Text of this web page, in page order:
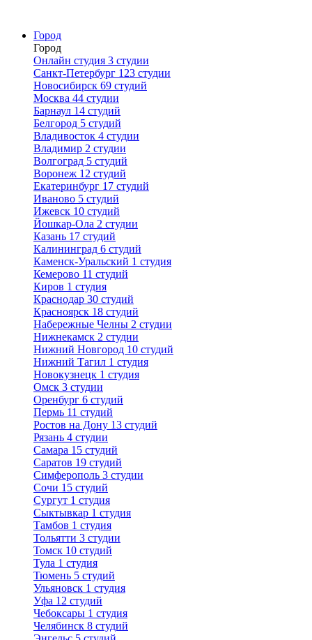
Город
Город
Онлайн студия 3 студии
Санкт-Петербург 123 студии
Новосибирск 69 студий
Москва 44 студии
Барнаул 14 студий
Белгород 5 студий
Владивосток 4 студии
Владимир 2 студии
Волгоград 5 студий
Воронеж 12 студий
Екатеринбург 17 студий
Иваново 5 студий
Ижевск 10 студий
Йошкар-Ола 2 студии
Казань 17 студий
Калининград 6 студий
Каменск-Уральский 1 студия
Кемерово 11 студий
Киров 1 студия
Краснодар 30 студий
Красноярск 18 студий
Набережные Челны 2 студии
Нижнекамск 2 студии
Нижний Новгород 10 студий
Нижний Тагил 1 студия
Новокузнецк 1 студия
Омск 3 студии
Оренбург 6 студий
Пермь 11 студий
Ростов на Дону 13 студий
Рязань 4 студии
Самара 15 студий
Саратов 19 студий
Симферополь 3 студии
Сочи 15 студий
Сургут 1 студия
Сыктывкар 1 студия
Тамбов 1 студия
Тольятти 3 студии
Томск 10 студий
Тула 1 студия
Тюмень 5 студий
Ульяновск 1 студия
Уфа 12 студий
Чебоксары 1 студия
Челябинск 8 студий